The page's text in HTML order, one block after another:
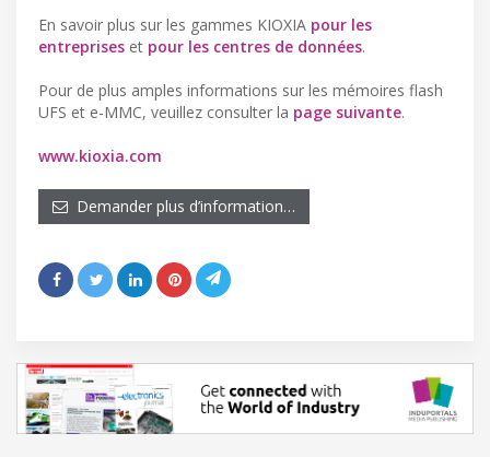
En savoir plus sur les gammes KIOXIA pour les
entreprises et pour les centres de données.
Pour de plus amples informations sur les mémoires flash
UFS et e-MMC, veuillez consulter la page suivante.
www.kioxia.com
Demander plus d’information…